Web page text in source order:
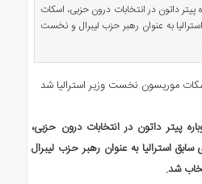
داتون در انتخابات درون حزبی، اسکات
به عنوان رهبر حزب لیبرال و نخست
پیتر داتون در انتخابات درون حزبی،
استرالیا به عنوان رهبر حزب لیبرال
شد.